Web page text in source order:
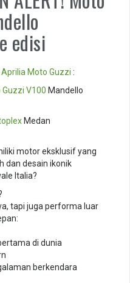
edisi
Aprilia Moto Guzzi :
Guzzi V100 Mandello
Medan
motor eksklusif yang
dan desain ikonik
Italia?
tapi juga performa luar
di dunia
berkendara